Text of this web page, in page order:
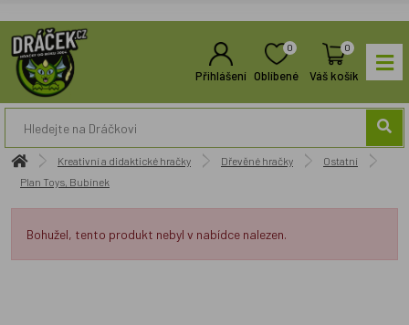
Přihlášení
0
Oblíbené
0
Váš košík
Kreativní a didaktické hračky Dřevěné hračky
Ostatní
Plan Toys, Bubínek
Bohužel, tento produkt nebyl v nabídce nalezen.